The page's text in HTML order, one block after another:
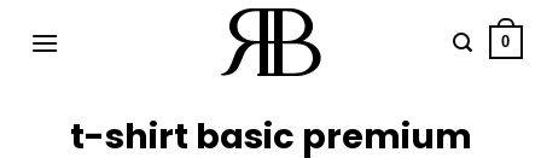
0
t-shirt basic premium